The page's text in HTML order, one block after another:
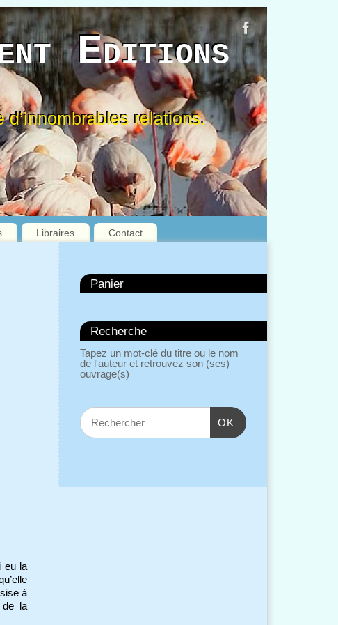
Editions
d’innombrables relations.
Libraires Contact
eu la
à
de la
Panier
Recherche
Tapez un mot-clé du titre ou le nom
de l'auteur et retrouvez son (ses)
ouvrage(s)
OK